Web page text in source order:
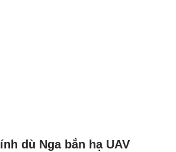
dù Nga bắn hạ UAV